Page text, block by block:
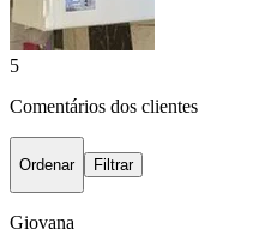
5
Comentários dos clientes
Ordenar Filtrar
Giovana